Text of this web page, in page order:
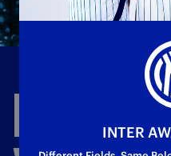
INTER-
INTER